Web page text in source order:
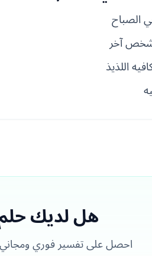
الصباح
لشخص آخر
اللذيذ
هل لديك
احصل على تفسير فوري